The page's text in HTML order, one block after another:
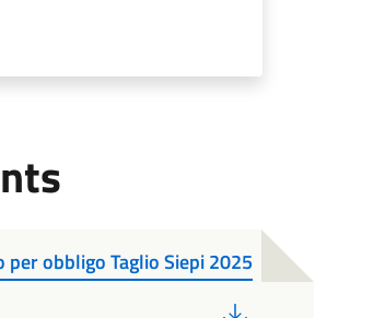
per obbligo Taglio Siepi 2025